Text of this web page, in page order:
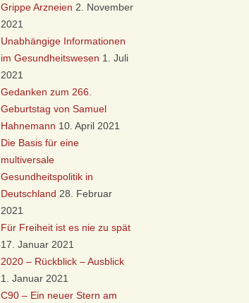
Grippe Arzneien 2. November
2021
Unabhängige Informationen
im Gesundheitswesen 1. Juli
2021
Gedanken zum 266.
Geburtstag von Samuel
Hahnemann 10. April 2021
Die Basis für eine
multiversale
Gesundheitspolitik in
Deutschland 28. Februar
2021
Für Freiheit ist es nie zu spät
17. Januar 2021
2020 – Rückblick – Ausblick
1. Januar 2021
C90 – Ein neuer Stern am